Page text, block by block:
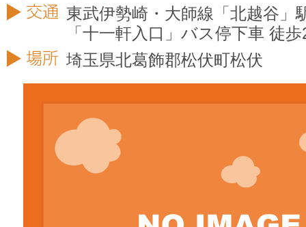
東武伊勢崎・大師線「北越谷」
「十一軒入口」バス停下車 徒
埼玉県北葛飾郡松伏町松伏